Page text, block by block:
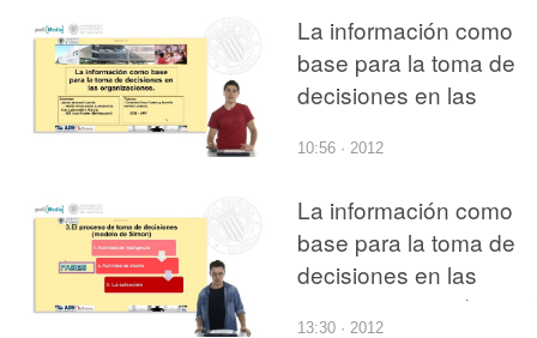
La información como
base para la toma de
decisiones en las
10:56 · 2012
La información como
base para la toma de
decisiones en las
organizaciones
13:30 · 2012